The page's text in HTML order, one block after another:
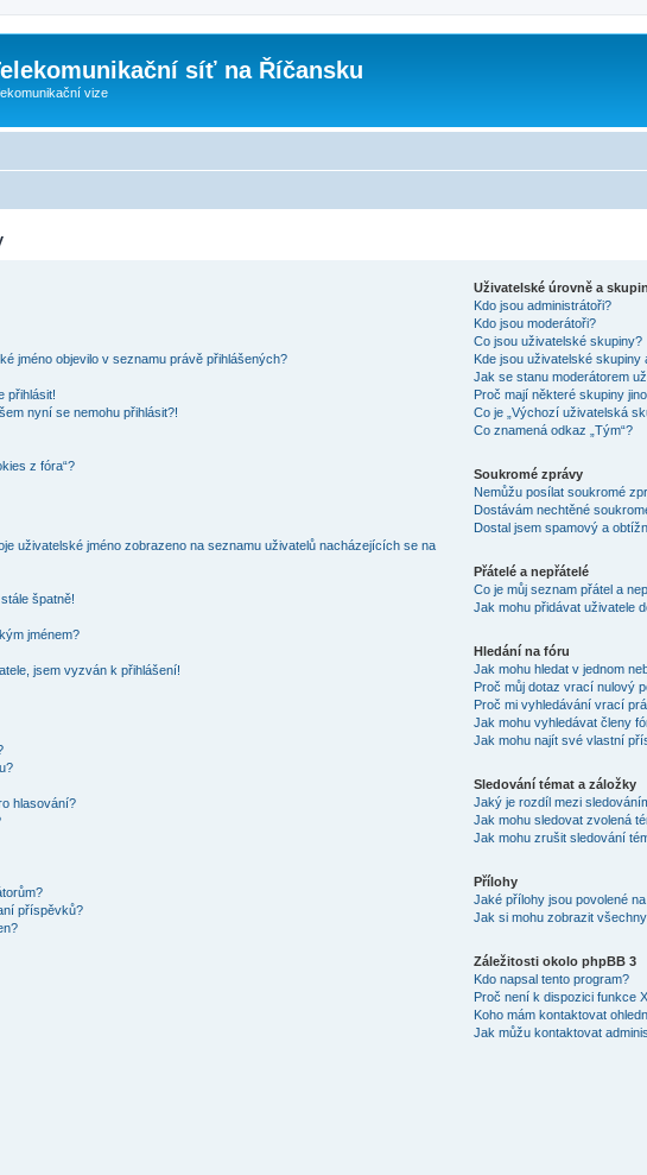
síť na Říčansku
vize
jméno objevilo v seznamu právě přihlášených?
přihlásit!
nyní se nemohu přihlásit?!
z fóra“?
uživatelské jméno zobrazeno na seznamu uživatelů nacházejících se na
špatně!
jménem?
jsem vyzván k přihlášení!
hlasování?
příspěvků?
Uživatelské úrovně a
Kdo jsou administrátoři?
Kdo jsou moderátoři?
Co jsou uživatelské skupiny?
Kde jsou uživatelské skupiny
Jak se stanu moderátorem
Proč mají některé skupiny
Co je „Výchozí uživatelská
Co znamená odkaz „Tým“?
Soukromé zprávy
Nemůžu posílat soukromé
Dostávám nechtěné
Dostal jsem spamový a
Přátelé a nepřátelé
Co je můj seznam přátel a
Jak mohu přidávat uživatele
Hledání na fóru
Jak mohu hledat v jednom
Proč můj dotaz vrací nulový
Proč mi vyhledávání vrací
Jak mohu vyhledávat členy
Jak mohu najít své vlastní
Sledování témat a záložky
Jaký je rozdíl mezi
Jak mohu sledovat zvolená
Jak mohu zrušit sledování
Přílohy
Jaké přílohy jsou povolené
Jak si mohu zobrazit
Záležitosti okolo phpBB 3
Kdo napsal tento program?
Proč není k dispozici funkce
Koho mám kontaktovat
Jak můžu kontaktovat